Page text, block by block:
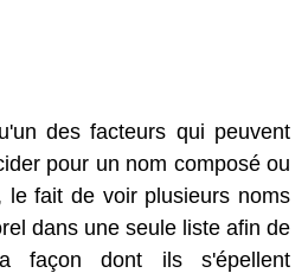
des facteurs qui peuvent
pour un nom composé ou
le fait de voir plusieurs noms
dans une seule liste afin de
façon dont ils s'épellent